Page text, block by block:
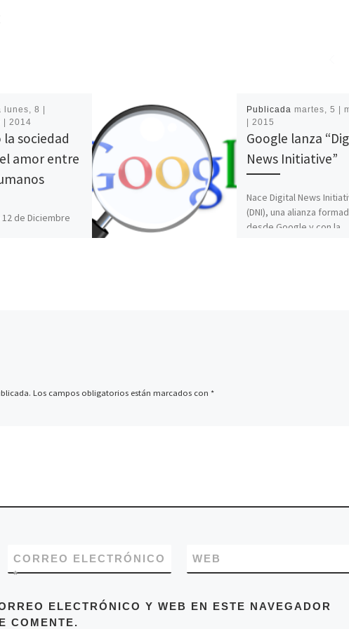
lunes, 8 |
| 2014
la sociedad
amor entre
de Diciembre
Publicada martes, 5 |
| 2015
Google lanza
News Initiative”
Nace Digital News
(DNI), una alianza
desde Google y con la
Los campos obligatorios están marcados con *
CORREO ELECTRÓNICO
*
WEB
ELECTRÓNICO Y WEB EN ESTE NAVEGADOR
COMENTE.